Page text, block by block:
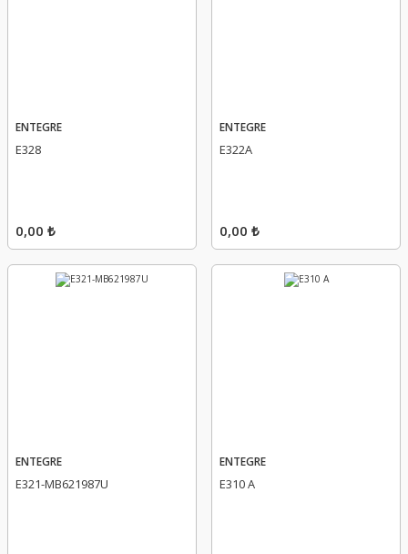
ENTEGRE
E328
0,00 ₺
ENTEGRE
E322A
0,00 ₺
ENTEGRE
E321-MB621987U
ENTEGRE
E310 A